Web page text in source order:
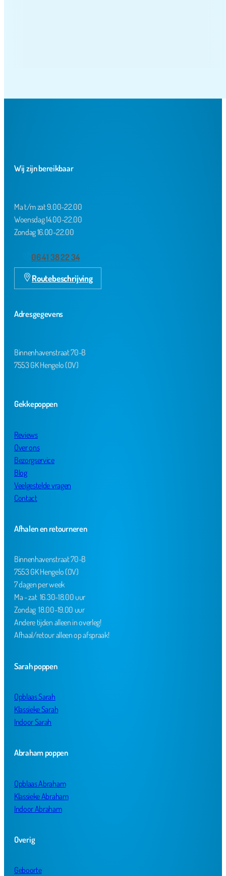
Wij zijn bereikbaar
Ma t/m zat 9.00-22.00
Woensdag 14.00-22.00
Zondag 16.00-22.00
06 41 38 22 34
Routebeschrijving
Adresgegevens
Binnenhavenstraat 70-B
7553 GK Hengelo (OV)
Gekkepoppen
Reviews
Over ons
Bezorgservice
Blog
Veelgestelde vragen
Contact
Afhalen en retourneren
Binnenhavenstraat 70-B
7553 GK Hengelo (OV)
7 dagen per week
Ma - zat 16.30-18.00 uur
Zondag 18.00-19.00 uur
Andere tijden alleen in overleg!
Afhaal/retour alleen op afspraak!
Sarah poppen
Opblaas Sarah
Klassieke Sarah
Indoor Sarah
Abraham poppen
Opblaas Abraham
Klassieke Abraham
Indoor Abraham
Overig
Geboorte